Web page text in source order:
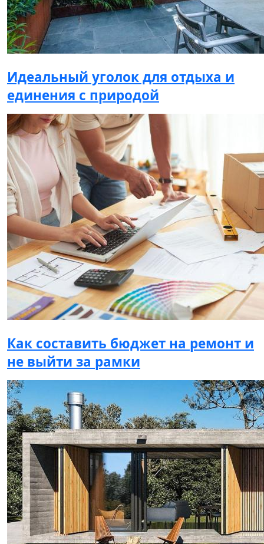
Идеальный уголок для отдыха и
единения с природой
Как составить бюджет на ремонт и
не выйти за рамки